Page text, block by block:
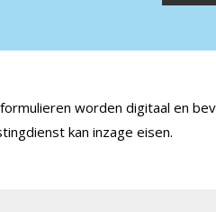
worden digitaal en
kan inzage eisen.